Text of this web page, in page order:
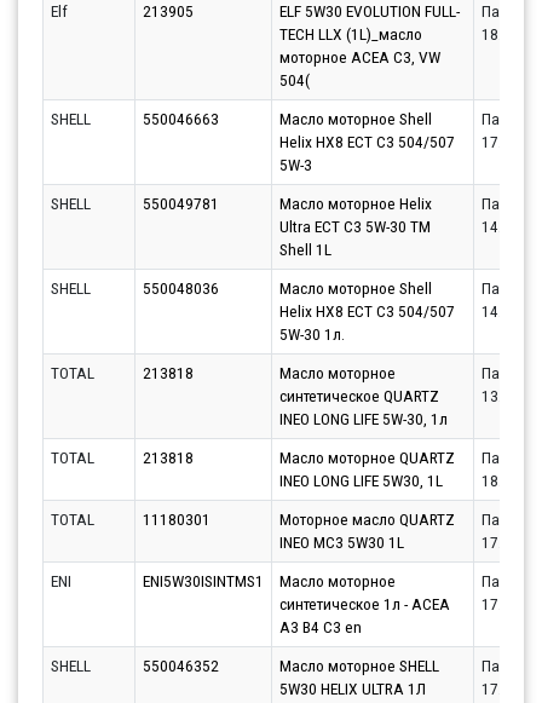
Elf 213905
ELF 5W30 EVOLUTION FULL-
TECH LLX (1L)_масло
моторное ACEA C3, VW
504(
Партнёр
SHELL 550046663
Масло моторное Shell
Helix HX8 ECT C3 504/507
5W-3
Партнёр
SHELL 550049781
Масло моторное Helix
Ultra ECT C3 5W-30 TM
Shell 1L
Партнёр
SHELL 550048036
Масло моторное Shell
Helix HX8 ECT C3 504/507
5W-30 1л.
Партнёр
TOTAL 213818
Масло моторное
синтетическое QUARTZ
INEO LONG LIFE 5W-30, 1л
Партнёр
TOTAL 213818
Масло моторное QUARTZ
INEO LONG LIFE 5W30, 1L
Партнёр
TOTAL
11180301
Моторное масло QUARTZ
INEO MC3 5W30 1L
Партнёр
ENI
ENI5W30ISINTMS1
Масло моторное
синтетическое 1л - ACEA
A3 B4 C3 en
Партнёр
SHELL 550046352
Масло моторное SHELL
5W30 HELIX ULTRA 1Л
Партнёр